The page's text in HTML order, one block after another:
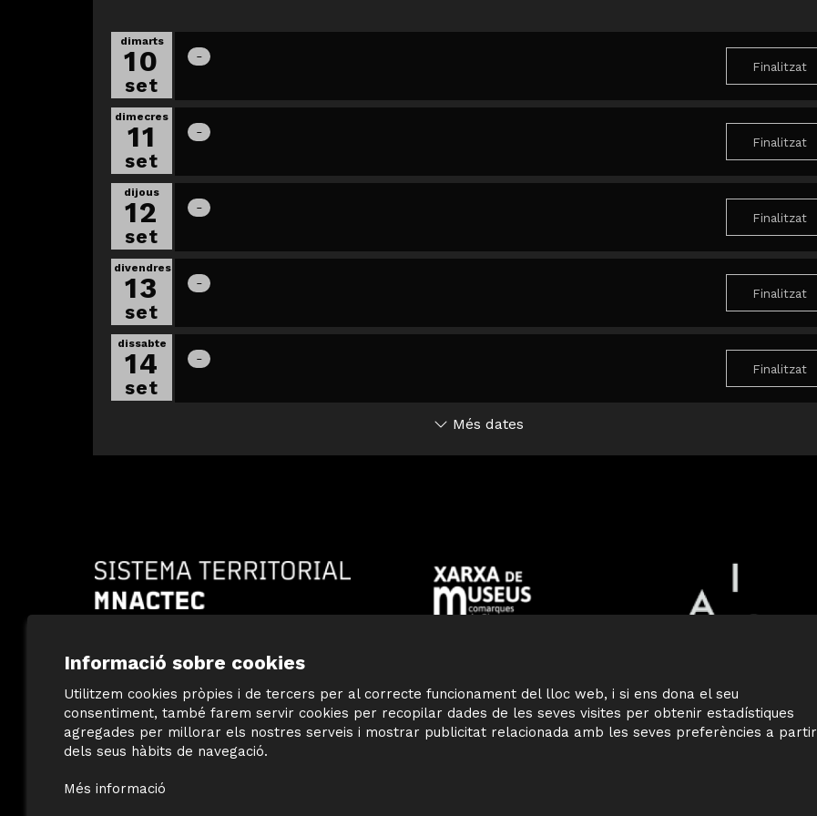
dimarts
10
set
Finalitzat
dimecres
11
set
Finalitzat
dijous
12
set
Finalitzat
divendres
13
set
Finalitzat
dissabte
14
set
Finalitzat
Més dates
Diapositiva 1 de 10: Sistema Territorial MNACTEC
©Terracotta Museu
Sis d’octubre, 99 | La Bisbal d’Empordà
#TerracottaMuseu
Informació sobre cookies
Utilitzem cookies pròpies i de tercers per al correcte funcionament del lloc web, i si ens dona el seu
consentiment, també farem servir cookies per recopilar dades de les seves visites per obtenir estadístiques
agregades per millorar els nostres serveis i mostrar publicitat relacionada amb les seves preferències a partir
dels seus hàbits de navegació.
Més informació